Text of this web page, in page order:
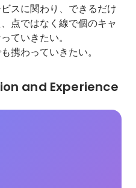
スに関わり、できるだけ
点ではなく線で個のキャ
ていきたい。
携わっていきたい。